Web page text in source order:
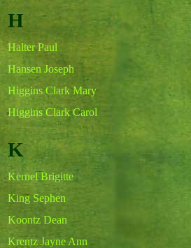
H
Halter Paul
Hansen Joseph
Higgins Clark Mary
Higgins Clark Carol
K
Kernel Brigitte
King Sephen
Koontz Dean
Krentz Jayne Ann